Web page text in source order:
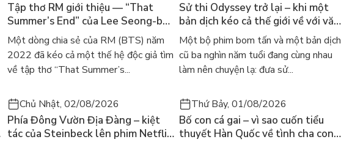
Tập thơ RM giới thiệu — “That
Summer’s End” của Lee Seong-bok
ra mắt bản tiếng Anh sau 4 năm
gây sốt
Một dòng chia sẻ của RM (BTS) năm
2022 đã kéo cả một thế hệ độc giả tìm
về tập thơ “That Summer’s...
Sử thi Odyssey trở lại – khi một
bản dịch kéo cả thế giới về với văn
học kinh điển
Một bộ phim bom tấn và một bản dịch
cũ ba nghìn năm tuổi đang cùng nhau
làm nên chuyện lạ: đưa sử...
Chủ Nhật, 02/08/2026
Phía Đông Vườn Địa Đàng – kiệt
tác của Steinbeck lên phim Netflix
Thứ Bảy, 01/08/2026
Bố con cá gai – vì sao cuốn tiểu
thuyết Hàn Quốc về tình cha con